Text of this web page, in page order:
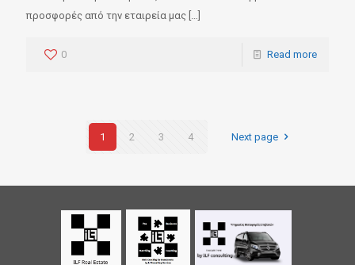
προσφορές από την εταιρεία μας […]
0 Read more
1 2 3 4 Next page